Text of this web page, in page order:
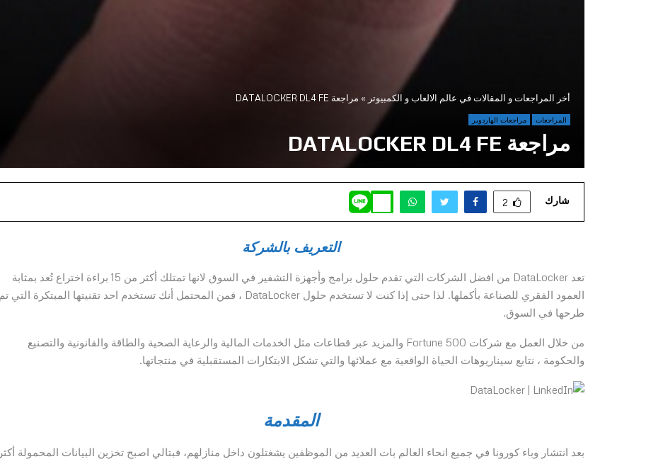
أخر المراجعات و المقالات في عالم الالعاب و الكمبيوتر » مراجعة DATALOCKER DL4 FE
المراجعات مراجعات الهاردوير
مراجعة DATALOCKER DL4 FE
شارك 2
التعريف بالشركة
تعد DataLocker من افضل الشركات التي تقدم حلول برامج وأجهزة التشفير في السوق لانها تمتلك أكثر من 15 براءة اختراع تُعد بمثابة
العمود الفقري للصناعة بأكملها. لذا حتى إذا كنت لا تستخدم حلول DataLocker ، فمن المحتمل أنك تستخدم احد تقنيتها المبتكرة التي تم
طرحها في السوق.
من خلال العمل مع شركات Fortune 500 والمزيد عبر قطاعات مثل الخدمات المالية والرعاية الصحية والطاقة والقانونية والتصنيع
والحكومة ، نتابع سيناريوهات الحياة الواقعية مع عملائها والتي تشكل الابتكارات المستقبلية في منتجاتها.
المقدمة
بعد انتشار وباء كورونا في جميع انحاء العالم بات العديد من الموظفين يشغتلون داخل منازلهم، فبتالي اصبح تخزين البيانات المحمولة أكثر